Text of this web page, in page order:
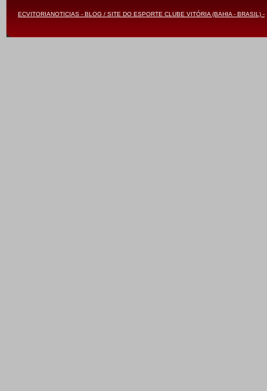
ECVITORIANOTICIAS - BLOG / SITE DO ESPORTE CLUBE VITÓRIA (BAHIA - BRASIL) -